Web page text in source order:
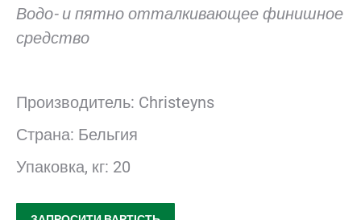
Водо- и пятно отталкивающее финишное
средство
Производитель: Christeyns
Страна: Бельгия
Упаковка, кг: 20